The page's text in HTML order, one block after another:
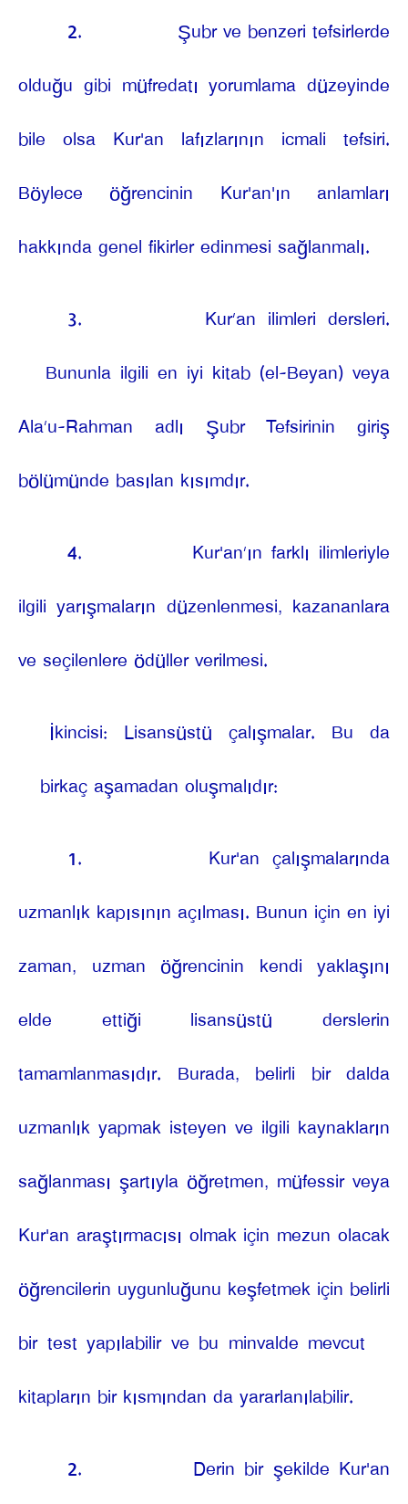
2.
Şubr ve benzeri tefsirlerde
olduğu gibi müfredatı yorumlama düzeyinde
bile olsa Kur'an lafızlarının icmali tefsiri.
Böylece öğrencinin Kur'an'ın anlamları
hakkında genel fikirler edinmesi sağlanmalı.
3.
Kur’an ilimleri dersleri.
Bununla ilgili en iyi kitab (el-Beyan) veya
Ala’u-Rahman adlı Şubr Tefsirinin giriş
bölümünde basılan kısımdır.
4.
Kur'an’ın farklı ilimleriyle
ilgili yarışmaların düzenlenmesi, kazananlara
ve seçilenlere ödüller verilmesi.
İkincisi: Lisansüstü çalışmalar. Bu da
birkaç aşamadan oluşmalıdır:
1.
Kur'an çalışmalarında
uzmanlık kapısının açılması. Bunun için en iyi
zaman, uzman öğrencinin kendi yaklaşını
elde ettiği lisansüstü derslerin
tamamlanmasıdır. Burada, belirli bir dalda
uzmanlık yapmak isteyen ve ilgili kaynakların
sağlanması şartıyla öğretmen, müfessir veya
Kur'an araştırmacısı olmak için mezun olacak
öğrencilerin uygunluğunu keşfetmek için belirli
bir test yapılabilir ve bu minvalde mevcut
kitapların bir kısmından da yararlanılabilir.
2.
Derin bir şekilde Kur'an